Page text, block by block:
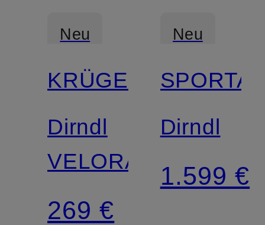
Neu
KRÜGER
Dirndl
VELORAE
269 €
Neu
Dirndl
1.599 €